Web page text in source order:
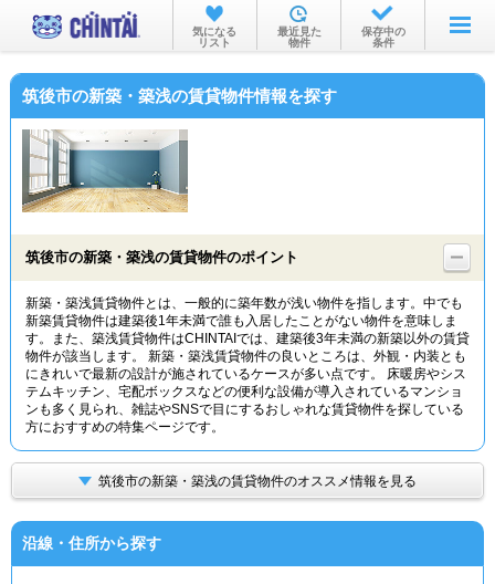
お部屋を探す
沿線・駅から
物件特集から
TOP
気になる
リスト
最近見た
物件
保存中の
条件
筑後市の新築・築浅の賃貸物件情報を探す
筑後市の新築・築浅の賃貸物件のポイント
新築・築浅賃貸物件とは、一般的に築年数が浅い物件を指します。中でも
新築賃貸物件は建築後1年未満で誰も入居したことがない物件を意味しま
す。また、築浅賃貸物件はCHINTAIでは、建築後3年未満の新築以外の賃貸
物件が該当します。 新築・築浅賃貸物件の良いところは、外観・内装とも
にきれいで最新の設計が施されているケースが多い点です。 床暖房やシス
テムキッチン、宅配ボックスなどの便利な設備が導入されているマンショ
ンも多く見られ、雑誌やSNSで目にするおしゃれな賃貸物件を探している
方におすすめの特集ページです。
筑後市の新築・築浅の賃貸物件のオススメ情報を見る
沿線・住所から探す